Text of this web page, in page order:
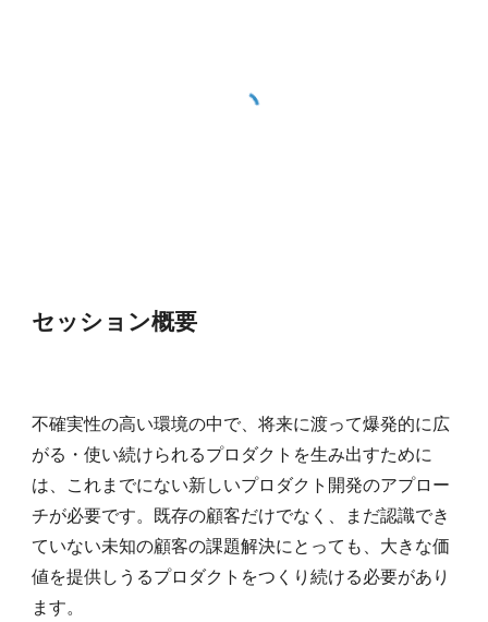
セッション概要
不確実性の高い環境の中で、将来に渡って爆発的に広
がる・使い続けられるプロダクトを生み出すために
は、これまでにない新しいプロダクト開発のアプロー
チが必要です。既存の顧客だけでなく、まだ認識でき
ていない未知の顧客の課題解決にとっても、大きな価
値を提供しうるプロダクトをつくり続ける必要があり
ます。